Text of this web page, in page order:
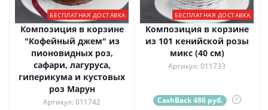
БЕСПЛАТНАЯ ДОСТАВКА
Композиция в корзине
"Кофейный джем" из
пионовидных роз,
сафари, лагуруса,
гиперикума и кустовых
роз Марун
Артикул: 011742
БЕСПЛАТНАЯ ДОСТАВКА
Композиция в корзине
из 101 кенийской розы
микс (40 см)
Артикул: 011733
CashBack 486 руб. ?